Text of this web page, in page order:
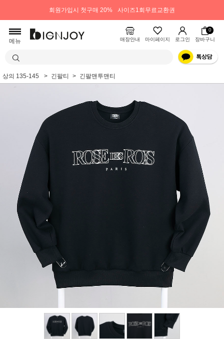
회원가입시 첫구매 20% 사이즈1회무료교환권
메뉴 매장안내 마이페이지 로그인
0
장바구니
상의 135-145 긴팔티 긴팔맨투맨티